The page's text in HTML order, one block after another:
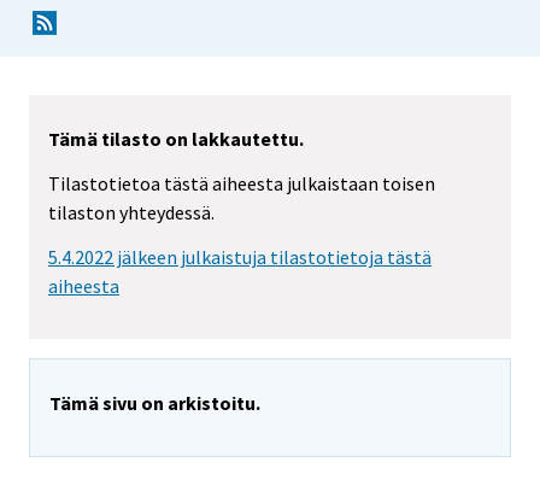
Tämä tilasto on lakkautettu.
Tilastotietoa tästä aiheesta julkaistaan toisen
tilaston yhteydessä.
5.4.2022 jälkeen julkaistuja tilastotietoja tästä
aiheesta
Tämä sivu on arkistoitu.